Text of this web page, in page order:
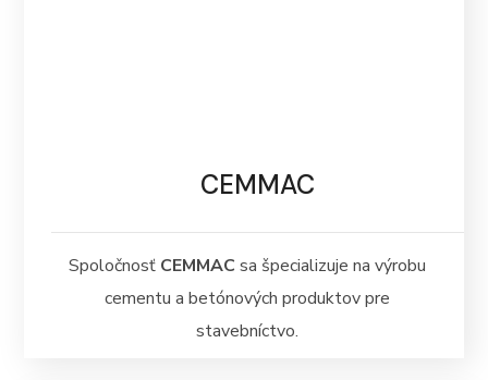
CEMMAC
Spoločnosť CEMMAC sa špecializuje na výrobu
cementu a betónových produktov pre
stavebníctvo.